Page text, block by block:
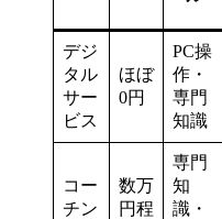
デジ
タル
サー
ビス
ほぼ
0円
PC操
作・
専門
知識
コー
チン
数万
円程
専門
知
識・